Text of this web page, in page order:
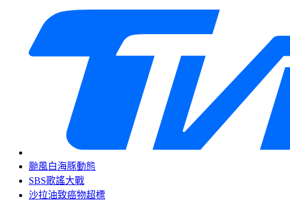
颱風白海豚動態
SBS歌謠大戰
沙拉油致癌物超標